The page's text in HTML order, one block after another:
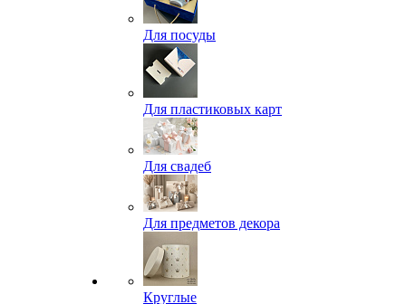
Для посуды
Для пластиковых карт
Для свадеб
Для предметов декора
Круглые